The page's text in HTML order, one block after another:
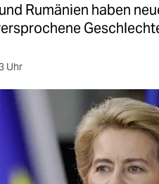
Rumänien haben
Uhr